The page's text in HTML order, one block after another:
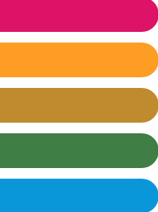
crecimiento
e infraestructura
desigualdades
sostenibles